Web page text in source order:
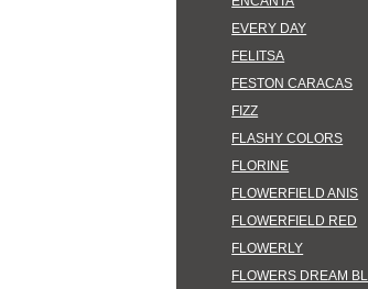
EVERY DAY
FELITSA
FESTON CARACAS
FIZZ
FLASHY COLORS
FLORINE
FLOWERFIELD ANIS
FLOWERFIELD RED
FLOWERLY
FLOWERS DREAM